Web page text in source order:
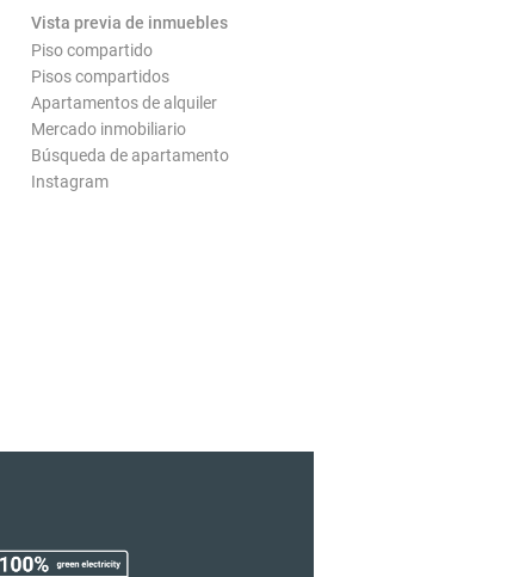
Vista previa de inmuebles
Piso compartido
Pisos compartidos
Apartamentos de alquiler
Mercado inmobiliario
Búsqueda de apartamento
Instagram